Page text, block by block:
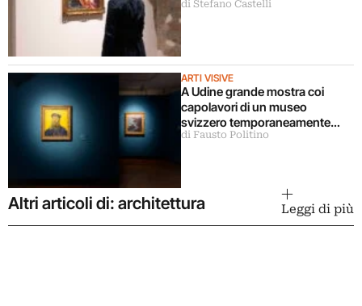
di Stefano Castelli
ARTI VISIVE
A Udine grande mostra coi
capolavori di un museo
svizzero temporaneamente
chiuso
di Fausto Politino
Altri articoli di: architettura Leggi di più